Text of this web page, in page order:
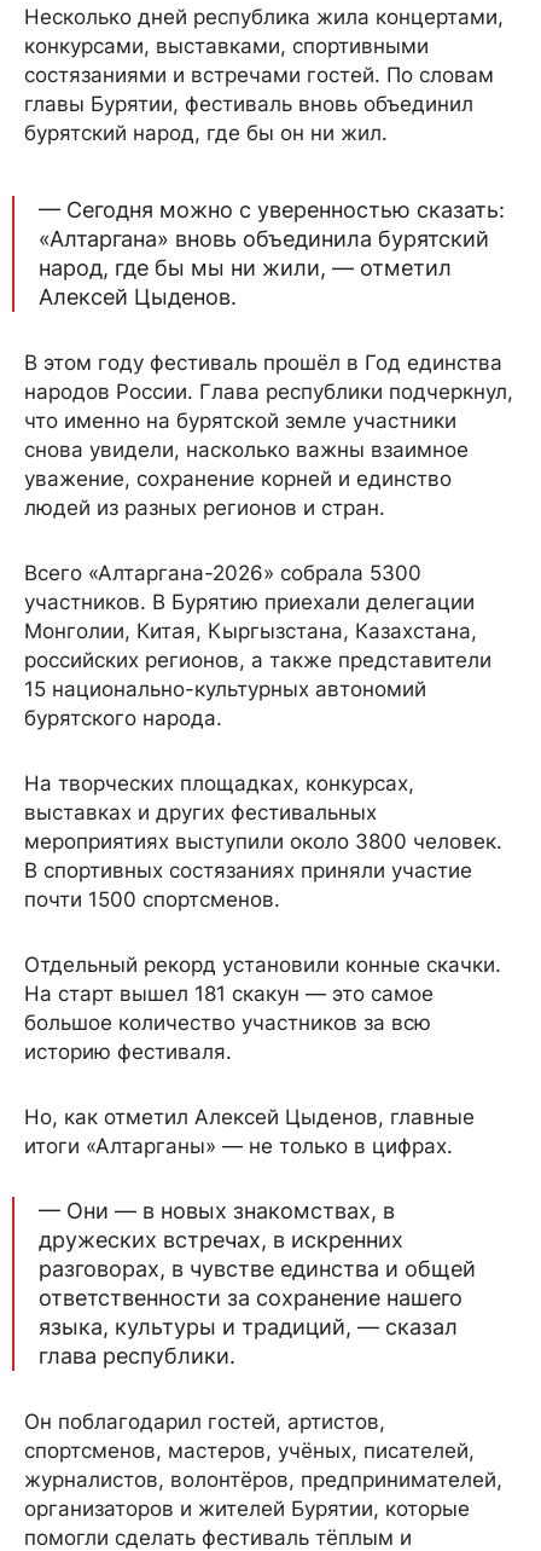
Несколько дней республика жила концертами,
конкурсами, выставками, спортивными
состязаниями и встречами гостей. По словам
главы Бурятии, фестиваль вновь объединил
бурятский народ, где бы он ни жил.
— Сегодня можно с уверенностью сказать:
«Алтаргана» вновь объединила бурятский
народ, где бы мы ни жили, — отметил
Алексей Цыденов.
В этом году фестиваль прошёл в Год единства
народов России. Глава республики подчеркнул,
что именно на бурятской земле участники
снова увидели, насколько важны взаимное
уважение, сохранение корней и единство
людей из разных регионов и стран.
Всего «Алтаргана-2026» собрала 5300
участников. В Бурятию приехали делегации
Монголии, Китая, Кыргызстана, Казахстана,
российских регионов, а также представители
15 национально-культурных автономий
бурятского народа.
На творческих площадках, конкурсах,
выставках и других фестивальных
мероприятиях выступили около 3800 человек.
В спортивных состязаниях приняли участие
почти 1500 спортсменов.
Отдельный рекорд установили конные скачки.
На старт вышел 181 скакун — это самое
большое количество участников за всю
историю фестиваля.
Но, как отметил Алексей Цыденов, главные
итоги «Алтарганы» — не только в цифрах.
— Они — в новых знакомствах, в
дружеских встречах, в искренних
разговорах, в чувстве единства и общей
ответственности за сохранение нашего
языка, культуры и традиций, — сказал
глава республики.
Он поблагодарил гостей, артистов,
спортсменов, мастеров, учёных, писателей,
журналистов, волонтёров, предпринимателей,
организаторов и жителей Бурятии, которые
помогли сделать фестиваль тёплым и